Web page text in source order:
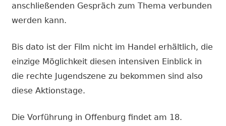
anschließenden Gespräch zum Thema verbunden
werden kann.
Bis dato ist der Film nicht im Handel erhältlich, die
einzige Möglichkeit diesen intensiven Einblick in
die rechte Jugendszene zu bekommen sind also
diese Aktionstage.
Die Vorführung in Offenburg findet am 18.